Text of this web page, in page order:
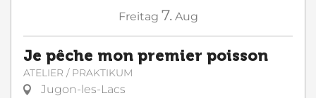
Freitag 7. Aug
Je pêche mon premier poisson
ATELIER / PRAKTIKUM
Jugon-les-Lacs